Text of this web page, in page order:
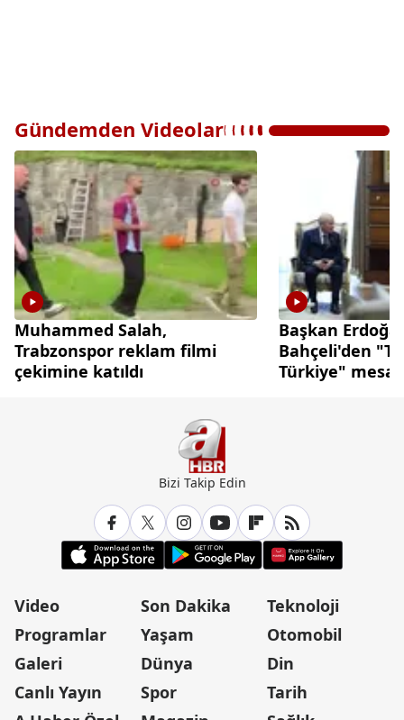
Gündemden Videolar
Muhammed Salah,
Trabzonspor reklam filmi
çekimine katıldı
Başkan
Bahçeli'den
Türkiye" mesajı
Bizi Takip Edin
Video
Programlar
Galeri
Canlı Yayın
Son Dakika
Yaşam
Dünya
Spor
Teknoloji
Otomobil
Din
Tarih